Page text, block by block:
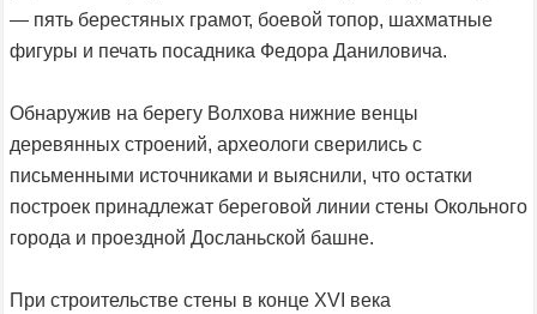
— пять берестяных грамот, боевой топор, шахматные
фигуры и печать посадника Федора Даниловича.
Обнаружив на берегу Волхова нижние венцы
деревянных строений, археологи сверились с
письменными источниками и выяснили, что остатки
построек принадлежат береговой линии стены Окольного
города и проездной Досланьской башне.
При строительстве стены в конце XVI века